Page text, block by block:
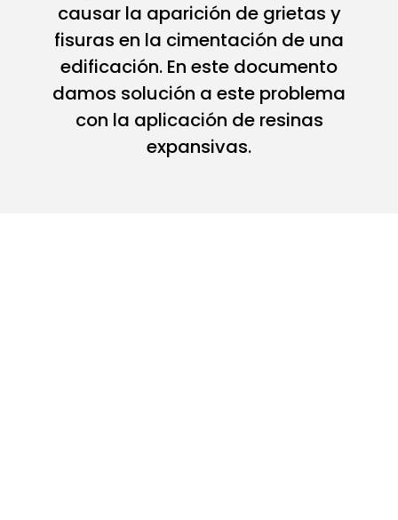
causar la aparición de grietas y
fisuras en la cimentación de una
edificación. En este documento
damos solución a este problema
con la aplicación de resinas
expansivas.